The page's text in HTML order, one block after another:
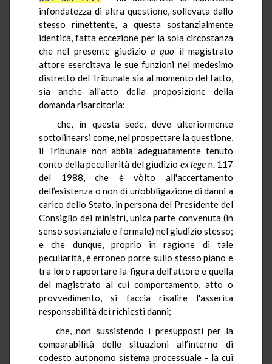
infondatezza di altra questione, sollevata dallo
stesso rimettente, a questa sostanzialmente
identica, fatta eccezione per la sola circostanza
che nel presente giudizioa quo il magistrato
attore esercitava le sue funzioni nel medesimo
distretto del Tribunale sia al momento del fatto,
sia anche all'atto della proposizione della
domanda risarcitoria;
che, in questa sede, deve ulteriormente
sottolinearsi come, nel prospettare la questione,
il Tribunale non abbia adeguatamente tenuto
conto della peculiarità del giudizio ex lege n. 117
del 1988, che è vòlto all'accertamento
dell’esistenza o non di un’obbligazione di danni a
carico dello Stato, in persona del Presidente del
Consiglio dei ministri, unica parte convenuta (in
senso sostanziale e formale) nel giudizio stesso;
e che dunque, proprio in ragione di tale
peculiarità, è erroneo porre sullo stesso piano e
tra loro rapportare la figura dell’attore e quella
del magistrato al cui comportamento, atto o
provvedimento, si faccia risalire l'asserita
responsabilità dei richiesti danni;
che, non sussistendo i presupposti per la
comparabilità delle situazioni all’interno di
codesto autonomo sistema processuale - la cui